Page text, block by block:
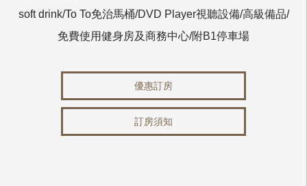
soft drink/To To免治馬桶/DVD Player視聽設備/高級備品/
免費使用健身房及商務中心/附B1停車場
優惠訂房
訂房須知